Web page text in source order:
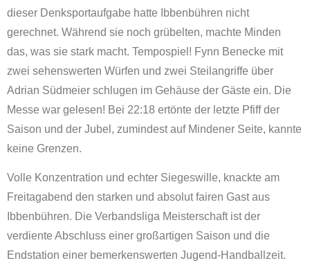
dieser Denksportaufgabe hatte Ibbenbühren nicht
gerechnet. Während sie noch grübelten, machte Minden
das, was sie stark macht. Tempospiel! Fynn Benecke mit
zwei sehenswerten Würfen und zwei Steilangriffe über
Adrian Südmeier schlugen im Gehäuse der Gäste ein. Die
Messe war gelesen! Bei 22:18 ertönte der letzte Pfiff der
Saison und der Jubel, zumindest auf Mindener Seite, kannte
keine Grenzen.
Volle Konzentration und echter Siegeswille, knackte am
Freitagabend den starken und absolut fairen Gast aus
Ibbenbühren. Die Verbandsliga Meisterschaft ist der
verdiente Abschluss einer großartigen Saison und die
Endstation einer bemerkenswerten Jugend-Handballzeit.